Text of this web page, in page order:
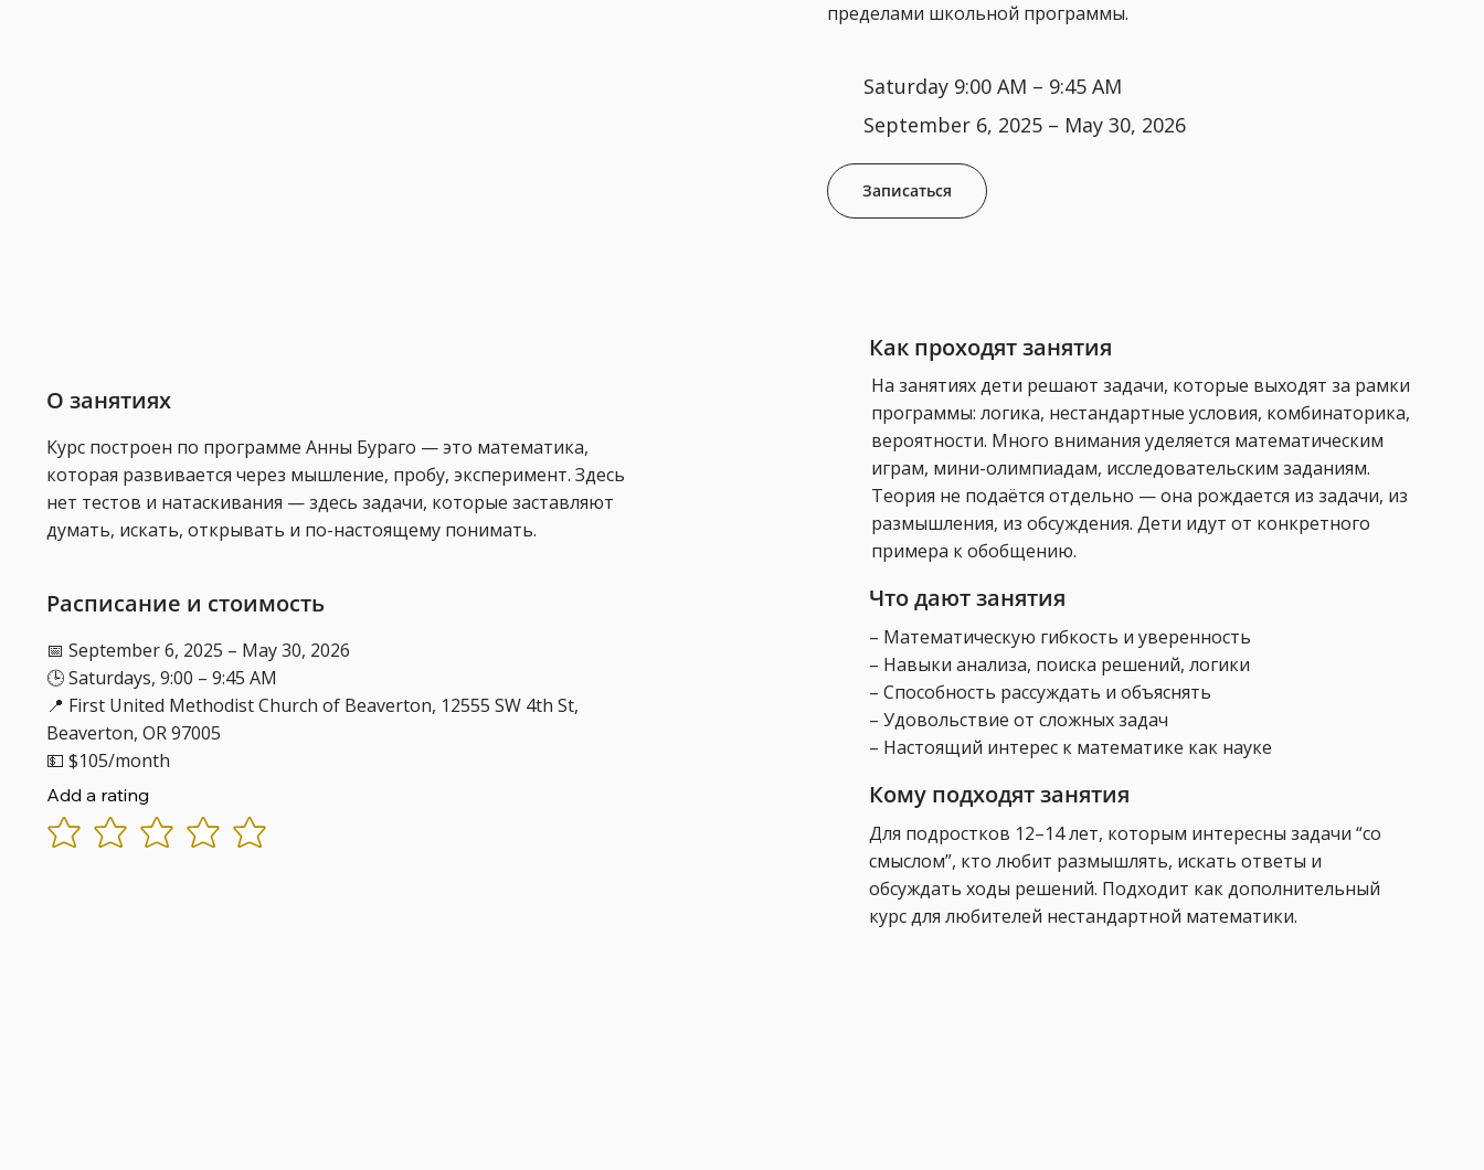
пределами школьной программы.
Saturday 9:00 AM – 9:45 AM
September 6, 2025 – May 30, 2026
Записаться
О занятиях
Курс построен по программе Анны Бураго — это математика,
которая развивается через мышление, пробу, эксперимент. Здесь
нет тестов и натаскивания — здесь задачи, которые заставляют
думать, искать, открывать и по-настоящему понимать.
Расписание и стоимость
📅 September 6, 2025 – May 30, 2026
🕒 Saturdays, 9:00 – 9:45 AM
📍 First United Methodist Church of Beaverton, 12555 SW 4th St,
Beaverton, OR 97005
💵 $105/month
Add a rating
Как проходят занятия
На занятиях дети решают задачи, которые выходят за рамки
программы: логика, нестандартные условия, комбинаторика,
вероятности. Много внимания уделяется математическим
играм, мини-олимпиадам, исследовательским заданиям.
Теория не подаётся отдельно — она рождается из задачи, из
размышления, из обсуждения. Дети идут от конкретного
примера к обобщению.
Что дают занятия
– Математическую гибкость и уверенность
– Навыки анализа, поиска решений, логики
– Способность рассуждать и объяснять
– Удовольствие от сложных задач
– Настоящий интерес к математике как науке
Кому подходят занятия
Для подростков 12–14 лет, которым интересны задачи “со
смыслом”, кто любит размышлять, искать ответы и
обсуждать ходы решений. Подходит как дополнительный
курс для любителей нестандартной математики.